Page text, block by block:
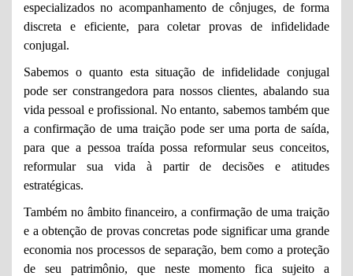
especializados no acompanhamento de cônjuges, de forma
discreta e eficiente, para coletar provas de infidelidade
conjugal.
Sabemos o quanto esta situação de infidelidade conjugal
pode ser constrangedora para nossos clientes, abalando sua
vida pessoal e profissional. No entanto, sabemos também que
a confirmação de uma traição pode ser uma porta de saída,
para que a pessoa traída possa reformular seus conceitos,
reformular sua vida à partir de decisões e atitudes
estratégicas.
Também no âmbito financeiro, a confirmação de uma traição
e a obtenção de provas concretas pode significar uma grande
economia nos processos de separação, bem como a proteção
de seu patrimônio, que neste momento fica sujeito a